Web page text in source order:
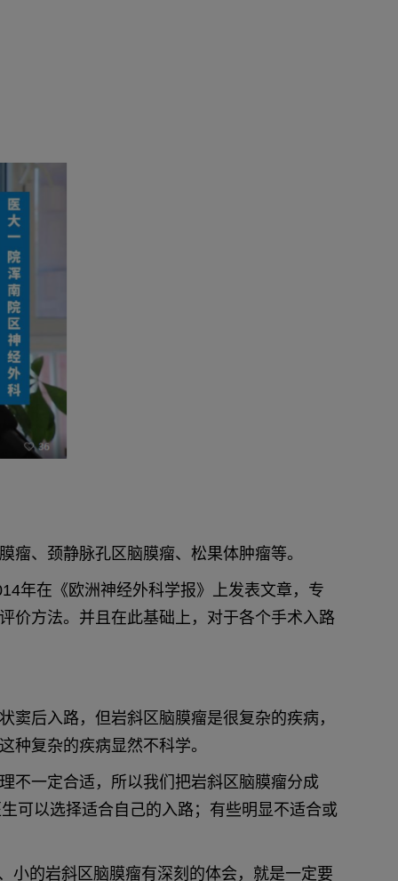
、颈静脉孔区脑膜瘤、松果体肿瘤等。
年在《欧洲神经外科学报》上发表文章，专
价方法。并且在此基础上，对于各个手术入路
后入路，但岩斜区脑膜瘤是很复杂的疾病，
种复杂的疾病显然不科学。
不一定合适，所以我们把岩斜区脑膜瘤分成
可以选择适合自己的入路；有些明显不适合或
小的岩斜区脑膜瘤有深刻的体会，就是一定要